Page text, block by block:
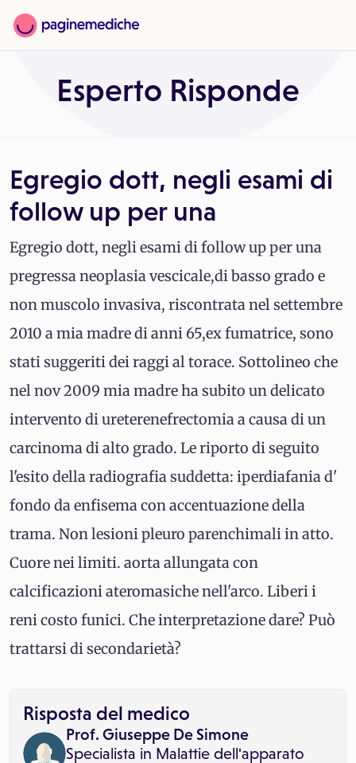
Esperto Risponde
Egregio dott, negli esami di
follow up per una
Egregio dott, negli esami di follow up per una
pregressa neoplasia vescicale,di basso grado e
non muscolo invasiva, riscontrata nel settembre
2010 a mia madre di anni 65,ex fumatrice, sono
stati suggeriti dei raggi al torace. Sottolineo che
nel nov 2009 mia madre ha subito un delicato
intervento di ureterenefrectomia a causa di un
carcinoma di alto grado. Le riporto di seguito
l'esito della radiografia suddetta: iperdiafania d'
fondo da enfisema con accentuazione della
trama. Non lesioni pleuro parenchimali in atto.
Cuore nei limiti. aorta allungata con
calcificazioni ateromasiche nell'arco. Liberi i
reni costo funici. Che interpretazione dare? Può
trattarsi di secondarietà?
Risposta del medico
Prof. Giuseppe De Simone
Specialista in Malattie dell'apparato